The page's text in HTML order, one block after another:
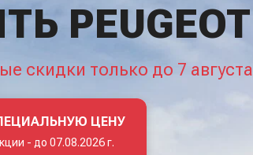
скидки только до 7 августа
ЦЕНУ
- до 07.08.2026 г.